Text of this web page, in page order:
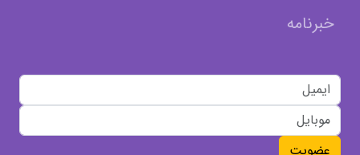
خبرنامه
عضویت